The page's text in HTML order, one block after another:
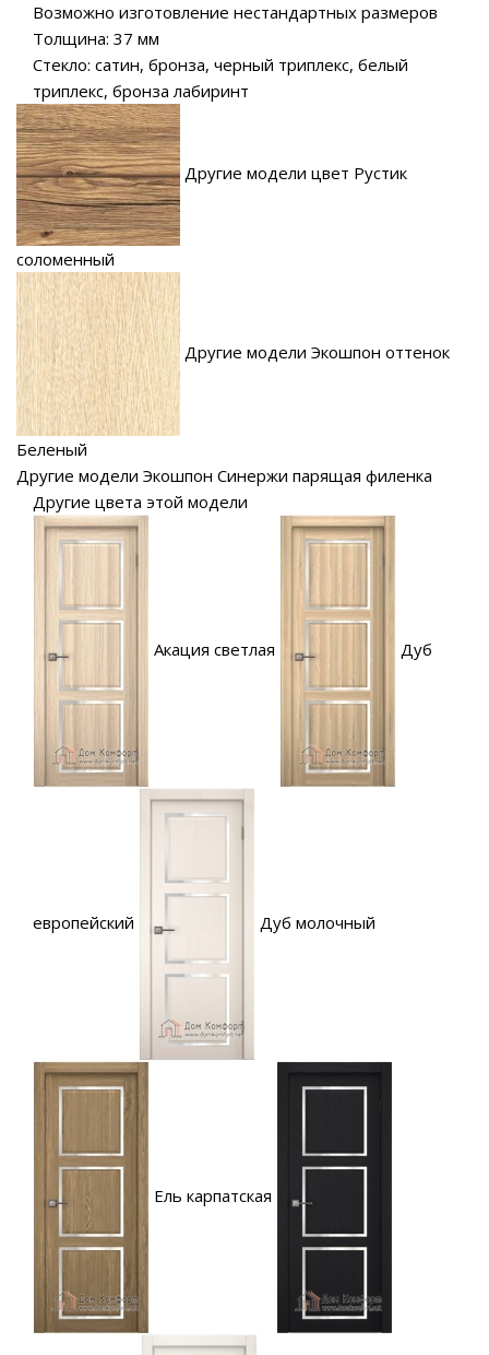
Возможно изготовление нестандартных размеров
Толщина: 37 мм
Стекло: сатин, бронза, черный триплекс, белый
триплекс, бронза лабиринт
Другие модели цвет Рустик
соломенный
Другие модели Экошпон оттенок
Беленый
Другие модели Экошпон Синержи парящая филенка
Другие цвета этой модели
Акация светлая Дуб
европейский Дуб молочный
Ель карпатская